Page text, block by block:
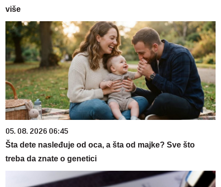
više
05. 08. 2026 06:45
Šta dete nasleđuje od oca, a šta od majke? Sve što
treba da znate o genetici